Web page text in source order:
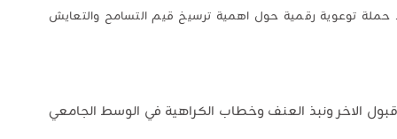
حملة توعوية رقمية حول اهمية ترسيخ قيم التسامح والتعايش
الاخر ونبذ العنف وخطاب الكراهية في الوسط الجامعي